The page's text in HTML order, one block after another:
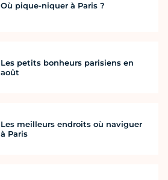
Où pique-niquer à Paris ?
Les petits bonheurs parisiens en
août
Les meilleurs endroits où naviguer
à Paris